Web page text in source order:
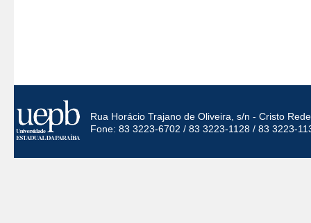
Rua Horácio Trajano de Oliveira, s/n - Cristo
Fone: 83 3223-6702 / 83 3223-1128 / 83 3223-